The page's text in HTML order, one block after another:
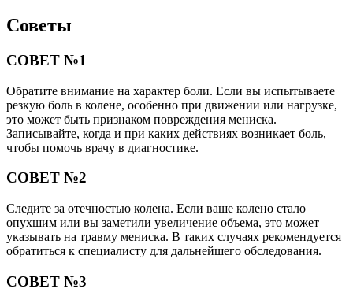
Советы
СОВЕТ №1
Обратите внимание на характер боли. Если вы испытываете
резкую боль в колене, особенно при движении или нагрузке,
это может быть признаком повреждения мениска.
Записывайте, когда и при каких действиях возникает боль,
чтобы помочь врачу в диагностике.
СОВЕТ №2
Следите за отечностью колена. Если ваше колено стало
опухшим или вы заметили увеличение объема, это может
указывать на травму мениска. В таких случаях рекомендуется
обратиться к специалисту для дальнейшего обследования.
СОВЕТ №3